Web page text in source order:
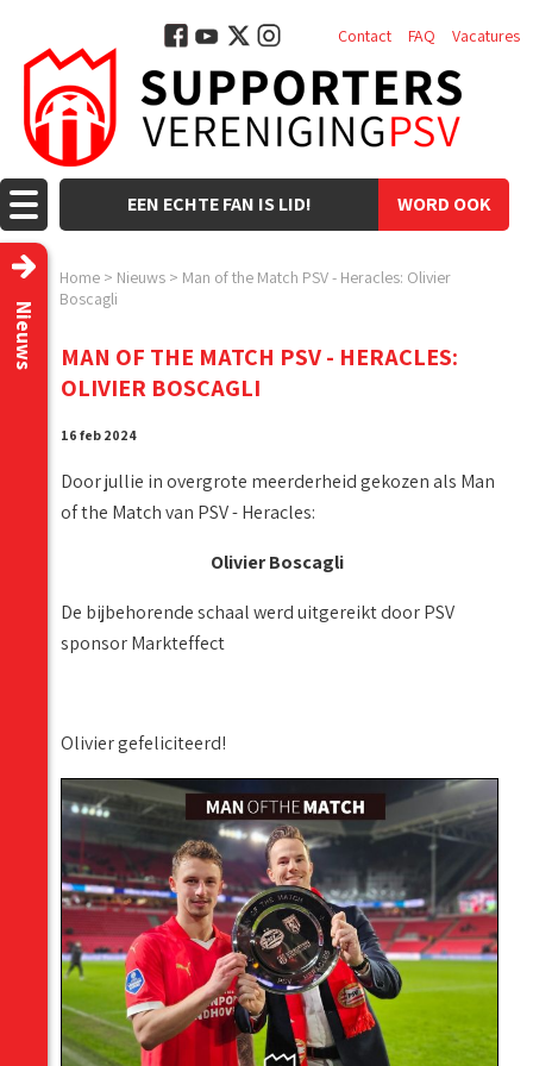
WORD OOK
EEN ECHTE FAN IS LID!
Contact FAQ Vacatures
Home > Nieuws > Man of the Match PSV - Heracles: Olivier
Boscagli
Nieuws
MAN OF THE MATCH PSV - HERACLES:
OLIVIER BOSCAGLI
16 feb 2024
Door jullie in overgrote meerderheid gekozen als Man
of the Match van PSV - Heracles:
Olivier Boscagli
De bijbehorende schaal werd uitgereikt door PSV
sponsor Markteffect
Olivier gefeliciteerd!